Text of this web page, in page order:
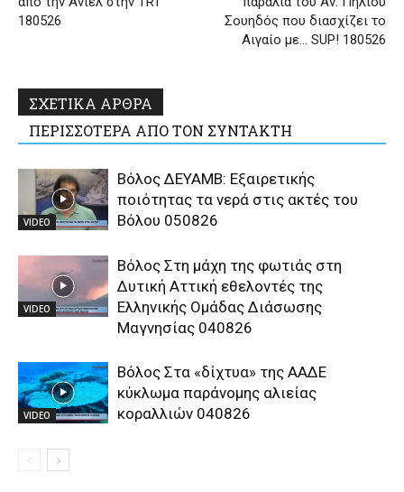
180526
Σουηδός που διασχίζει το
Αιγαίο με… SUP! 180526
ΣΧΕΤΙΚΑ ΑΡΘΡΑ
ΠΕΡΙΣΣΟΤΕΡΑ ΑΠΟ ΤΟΝ ΣΥΝΤΑΚΤΗ
VIDEO
Βόλος ΔΕΥΑΜΒ: Εξαιρετικής
ποιότητας τα νερά στις ακτές του
Βόλου 050826
VIDEO
Βόλος Στη μάχη της φωτιάς στη
Δυτική Αττική εθελοντές της
Ελληνικής Ομάδας Διάσωσης
Μαγνησίας 040826
VIDEO
Βόλος Στα «δίχτυα» της ΑΑΔΕ
κύκλωμα παράνομης αλιείας
κοραλλιών 040826